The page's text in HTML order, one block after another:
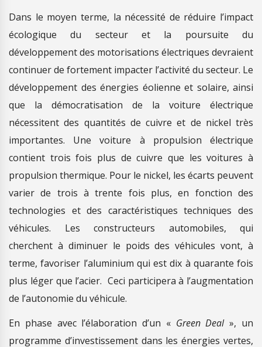
Dans le moyen terme, la nécessité de réduire l’impact
écologique du secteur et la poursuite du
développement des motorisations électriques devraient
continuer de fortement impacter l’activité du secteur. Le
développement des énergies éolienne et solaire, ainsi
que la démocratisation de la voiture électrique
nécessitent des quantités de cuivre et de nickel très
importantes. Une voiture à propulsion électrique
contient trois fois plus de cuivre que les voitures à
propulsion thermique. Pour le nickel, les écarts peuvent
varier de trois à trente fois plus, en fonction des
technologies et des caractéristiques techniques des
véhicules. Les constructeurs automobiles, qui
cherchent à diminuer le poids des véhicules vont, à
terme, favoriser l’aluminium qui est dix à quarante fois
plus léger que l’acier. Ceci participera à l’augmentation
de l’autonomie du véhicule.
En phase avec l’élaboration d’un « Green Deal», un
programme d’investissement dans les énergies vertes,